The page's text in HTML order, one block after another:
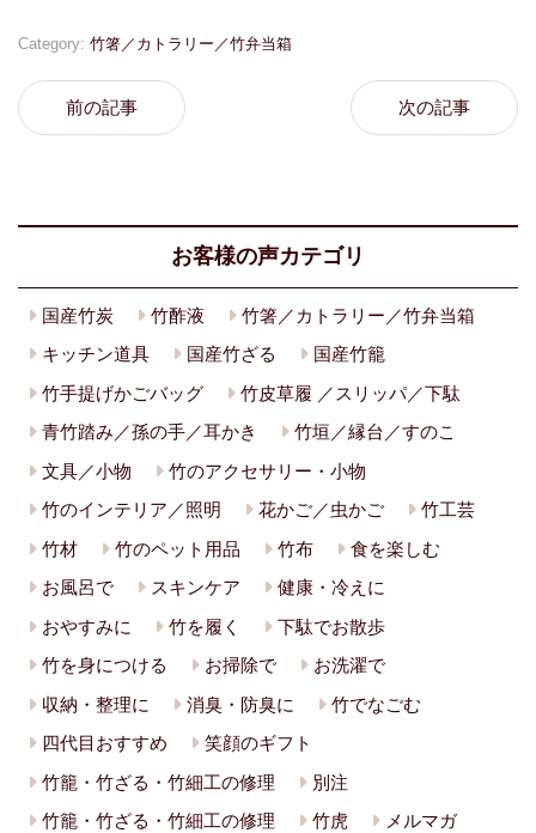
Category: 竹箸／カトラリー／竹弁当箱
前の記事 次の記事
お客様の声カテゴリ
国産竹炭 竹酢液
竹箸／カトラリー／竹弁当箱
キッチン道具
国産竹ざる
国産竹籠
竹手提げかごバッグ
竹皮草履 ／スリッパ／下駄
青竹踏み／孫の手／耳かき
竹垣／縁台／すのこ
文具／小物
竹のアクセサリー・小物
竹のインテリア／照明
花かご／虫かご
竹工芸
竹材
竹のペット用品 竹布
食を楽しむ
お風呂で
スキンケア
健康・冷えに
おやすみに
竹を履く
下駄でお散歩
竹を身につける
お掃除で
お洗濯で
収納・整理に
消臭・防臭に
竹でなごむ
四代目おすすめ
笑顔のギフト
竹籠・竹ざる・竹細工の修理
別注
竹籠・竹ざる・竹細工の修理
竹虎
メルマガ